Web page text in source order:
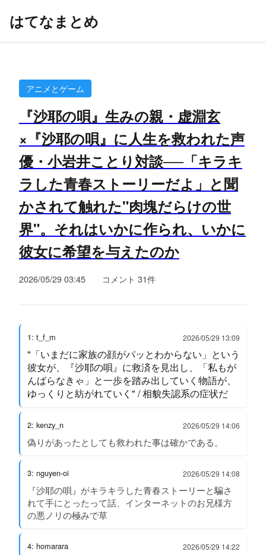
はてなまとめ
アニメとゲーム
『沙耶の唄』生みの親・虚淵玄
×『沙耶の唄』に人生を救われた声
優・小岩井ことり対談──「キラキ
ラした青春ストーリーだよ」と聞
かされて触れた"肉塊だらけの世
界"。それはいかに作られ、いかに
彼女に希望を与えたのか
2026/05/29 03:45 コメント 31件
1: t_f_m 2026/05/29 13:09
"「いまだに家族の顔がパッとわからない」という
彼女が、『沙耶の唄』に救済を見出し、「私もが
んばらなきゃ」と一歩を踏み出していく物語が、
ゆっくりと紡がれていく" / 相貌失認系の症状だ
2: kenzy_n 2026/05/29 14:06
偽りがあったとしても救われた事は確かである。
3: nguyen-oi 2026/05/29 14:08
『沙耶の唄』がキラキラした青春ストーリーと騙さ
れて手にとったって話、インターネットのお兄様方
の悪ノリの極みで草
4: homarara 2026/05/29 14:22